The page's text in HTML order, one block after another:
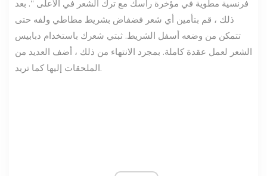
فرنسية مطوية في مؤخرة رأسك مع ترك الشعر في الأعلى ''. بعد
ذلك ، قم بتأمين أي شعر فضفاض بشريط مطاطي ولفه حتى
تتمكن من وضعه أسفل الشريط. ثبتي شعرك باستخدام دبابيس
الشعر لعمل عقدة كاملة. بمجرد الانتهاء من ذلك ، أضف العديد من
الملحقات إليها كما تريد.